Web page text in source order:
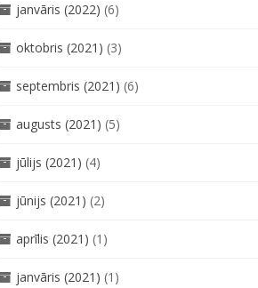
janvāris (2022) (6)
oktobris (2021) (3)
septembris (2021) (6)
augusts (2021) (5)
jūlijs (2021) (4)
jūnijs (2021) (2)
aprīlis (2021) (1)
janvāris (2021) (1)